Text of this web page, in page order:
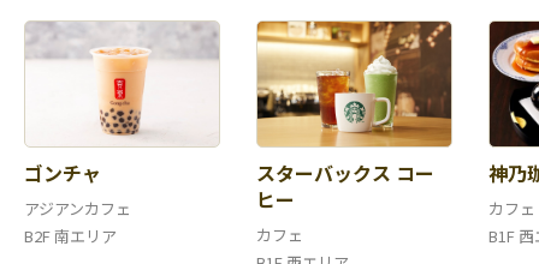
ゴンチャ
アジアンカフェ
B2F 南エリア
スターバックス コー
ヒー
カフェ
神乃
カフェ
B1F